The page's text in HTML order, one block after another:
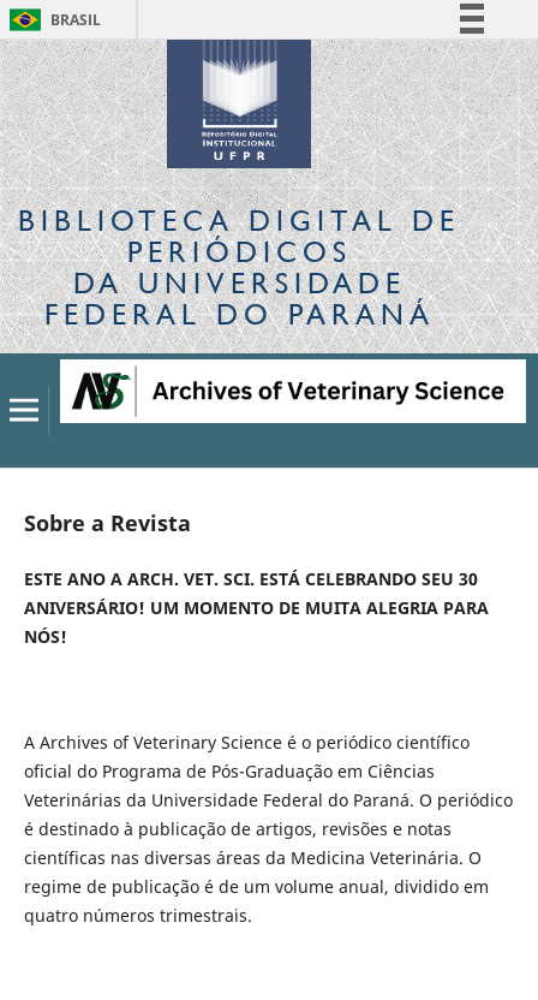
BRASIL
Simplifique!
Comunica BR
Participe
Acesso à informação
Legislação
Canais
BIBLIOTECA DIGITALDE
PERIÓDICOS
DA UNIVERSIDADE
FEDERAL DO PARANÁ
Sobre a Revista
ESTE ANO A ARCH. VET. SCI. ESTÁ CELEBRANDO SEU 30
ANIVERSÁRIO! UM MOMENTO DE MUITA ALEGRIA PARA
NÓS!
A Archives of Veterinary Science é o periódico científico
oficial do Programa de Pós-Graduação em Ciências
Veterinárias da Universidade Federal do Paraná. O periódico
é destinado à publicação de artigos, revisões e notas
científicas nas diversas áreas da Medicina Veterinária. O
regime de publicação é de um volume anual, dividido em
quatro números trimestrais.